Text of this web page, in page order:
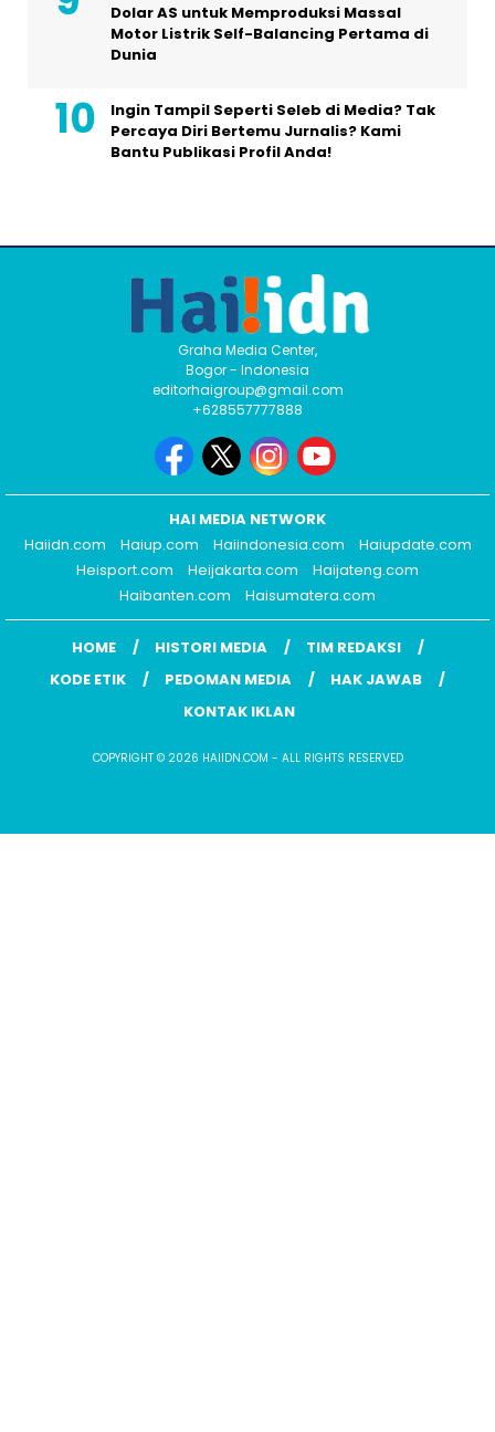
Dolar AS untuk Memproduksi Massal
Motor Listrik Self-Balancing Pertama di
Dunia
Ingin Tampil Seperti Seleb di Media? Tak
Percaya Diri Bertemu Jurnalis? Kami
Bantu Publikasi Profil Anda!
Graha Media Center,
Bogor - Indonesia
editorhaigroup@gmail.com
+628557777888
HAI MEDIA NETWORK
Haiidn.com
Haiup.com Haiindonesia.com
Haiupdate.com
Heisport.com
Heijakarta.com
Haijateng.com
Haibanten.com
Haisumatera.com
HOME HISTORI MEDIA
TIM REDAKSI
KODE ETIK
PEDOMAN MEDIA
HAK JAWAB
KONTAK IKLAN
COPYRIGHT © 2026 HAIIDN.COM - ALL RIGHTS RESERVED